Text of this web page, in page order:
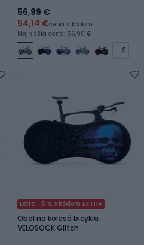
56,99 €
54,14 €cena s kódom
Najnižšia cena: 56,99 €
+ 9
Extra -5 % s kódom EXTRA
Obal na kolesá bicykla
VELOSOCK Glitch